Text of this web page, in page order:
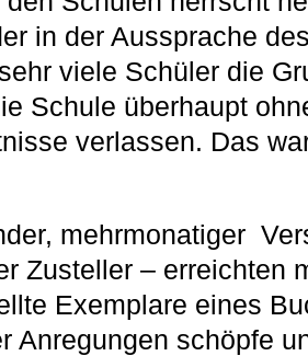
in der Aussprache
viele Schüler die
Schule überhaupt
verlassen. Das
mehrmonatiger
Zusteller – erreichten
Exemplare eines
Anregungen schöpfe